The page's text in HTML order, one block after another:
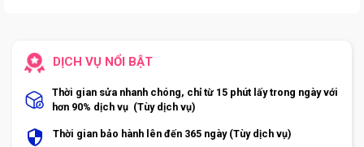
DỊCH VỤ NỔI BẬT
Thời gian sửa nhanh chóng, chỉ từ 15 phút lấy trong ngày với
hơn 90% dịch vụ (Tùy dịch vụ)
Thời gian bảo hành lên đến 365 ngày (Tùy dịch vụ)